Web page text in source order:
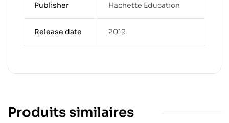
Publisher Hachette Education
Release date 2019
Produits similaires